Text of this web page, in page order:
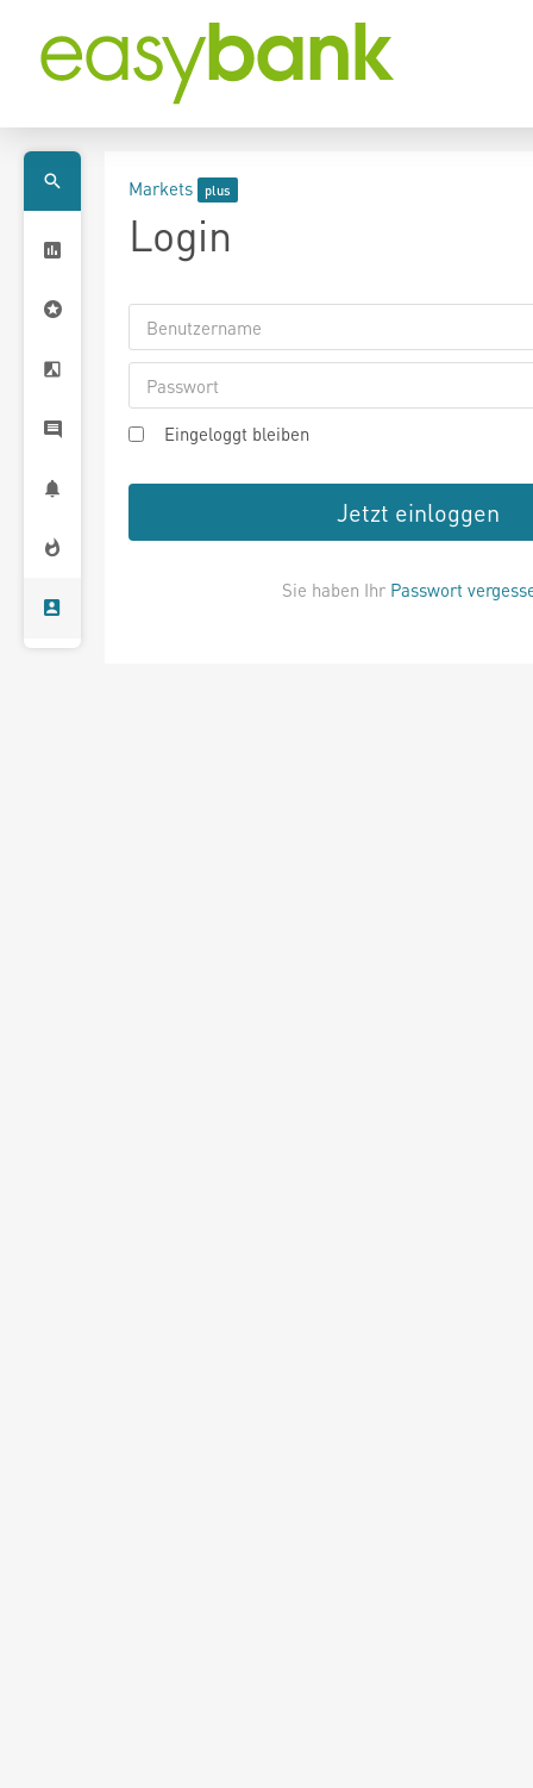
Markets
Login
Eingeloggt bleiben
Jetzt einloggen
Sie haben Ihr Passwort